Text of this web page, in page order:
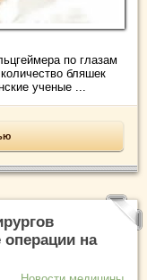
по глазам
бляшек
ученые ...
операции на